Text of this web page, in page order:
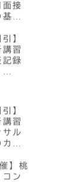
面接
礎
】
習
記録
】
習
サル
ウ
・3
】桃
ン